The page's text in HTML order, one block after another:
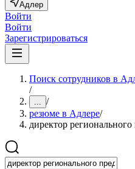
Адлер
Войти
Войти
Зарегистрироваться
Поиск сотрудников в
/
... /
резюме в Адлере/
директор регионального